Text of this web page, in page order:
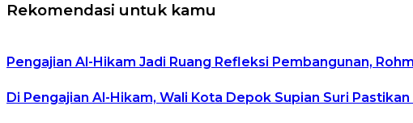
Rekomendasi untuk kamu
Pengajian Al-Hikam Jadi Ruang Refleksi Pembangunan,
Di Pengajian Al-Hikam, Wali Kota Depok Supian Suri